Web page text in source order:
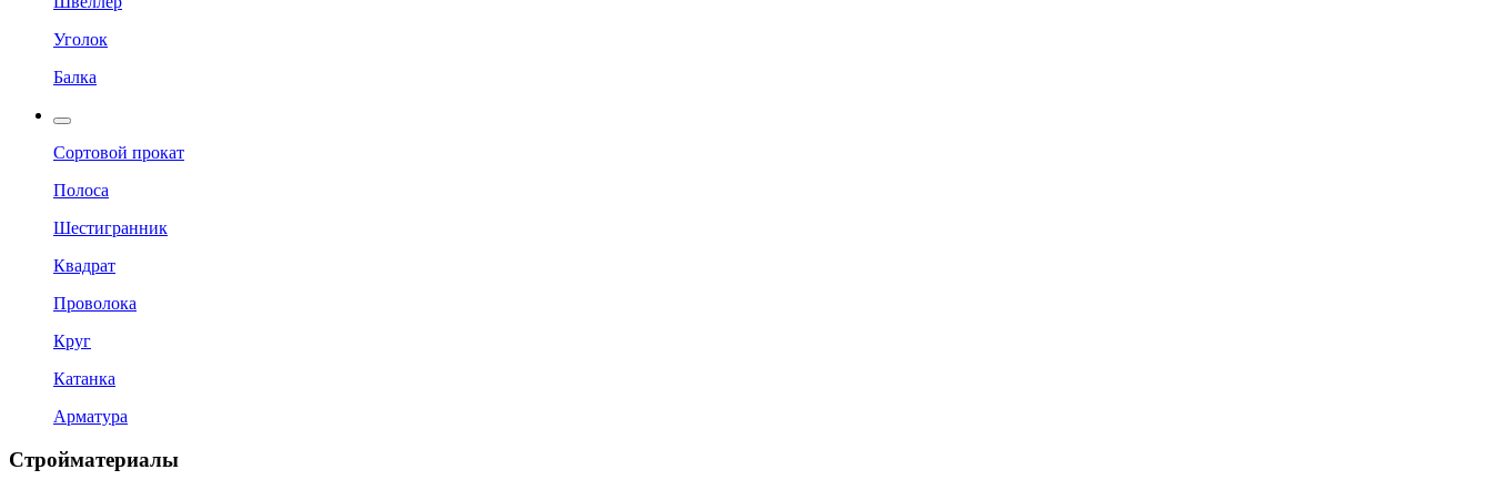
Уголок
Балка
Сортовой прокат
Полоса
Шестигранник
Квадрат
Проволока
Круг
Катанка
Арматура
Стройматериалы